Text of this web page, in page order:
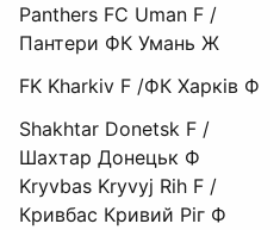
Panthers FC Uman F /
Пантери ФК Умань Ж
FK Kharkiv F /ФК Харків Ф
Shakhtar Donetsk F /
Шахтар Донецьк Ф
Kryvbas Kryvyj Rih F /
Кривбас Кривий Ріг Ф